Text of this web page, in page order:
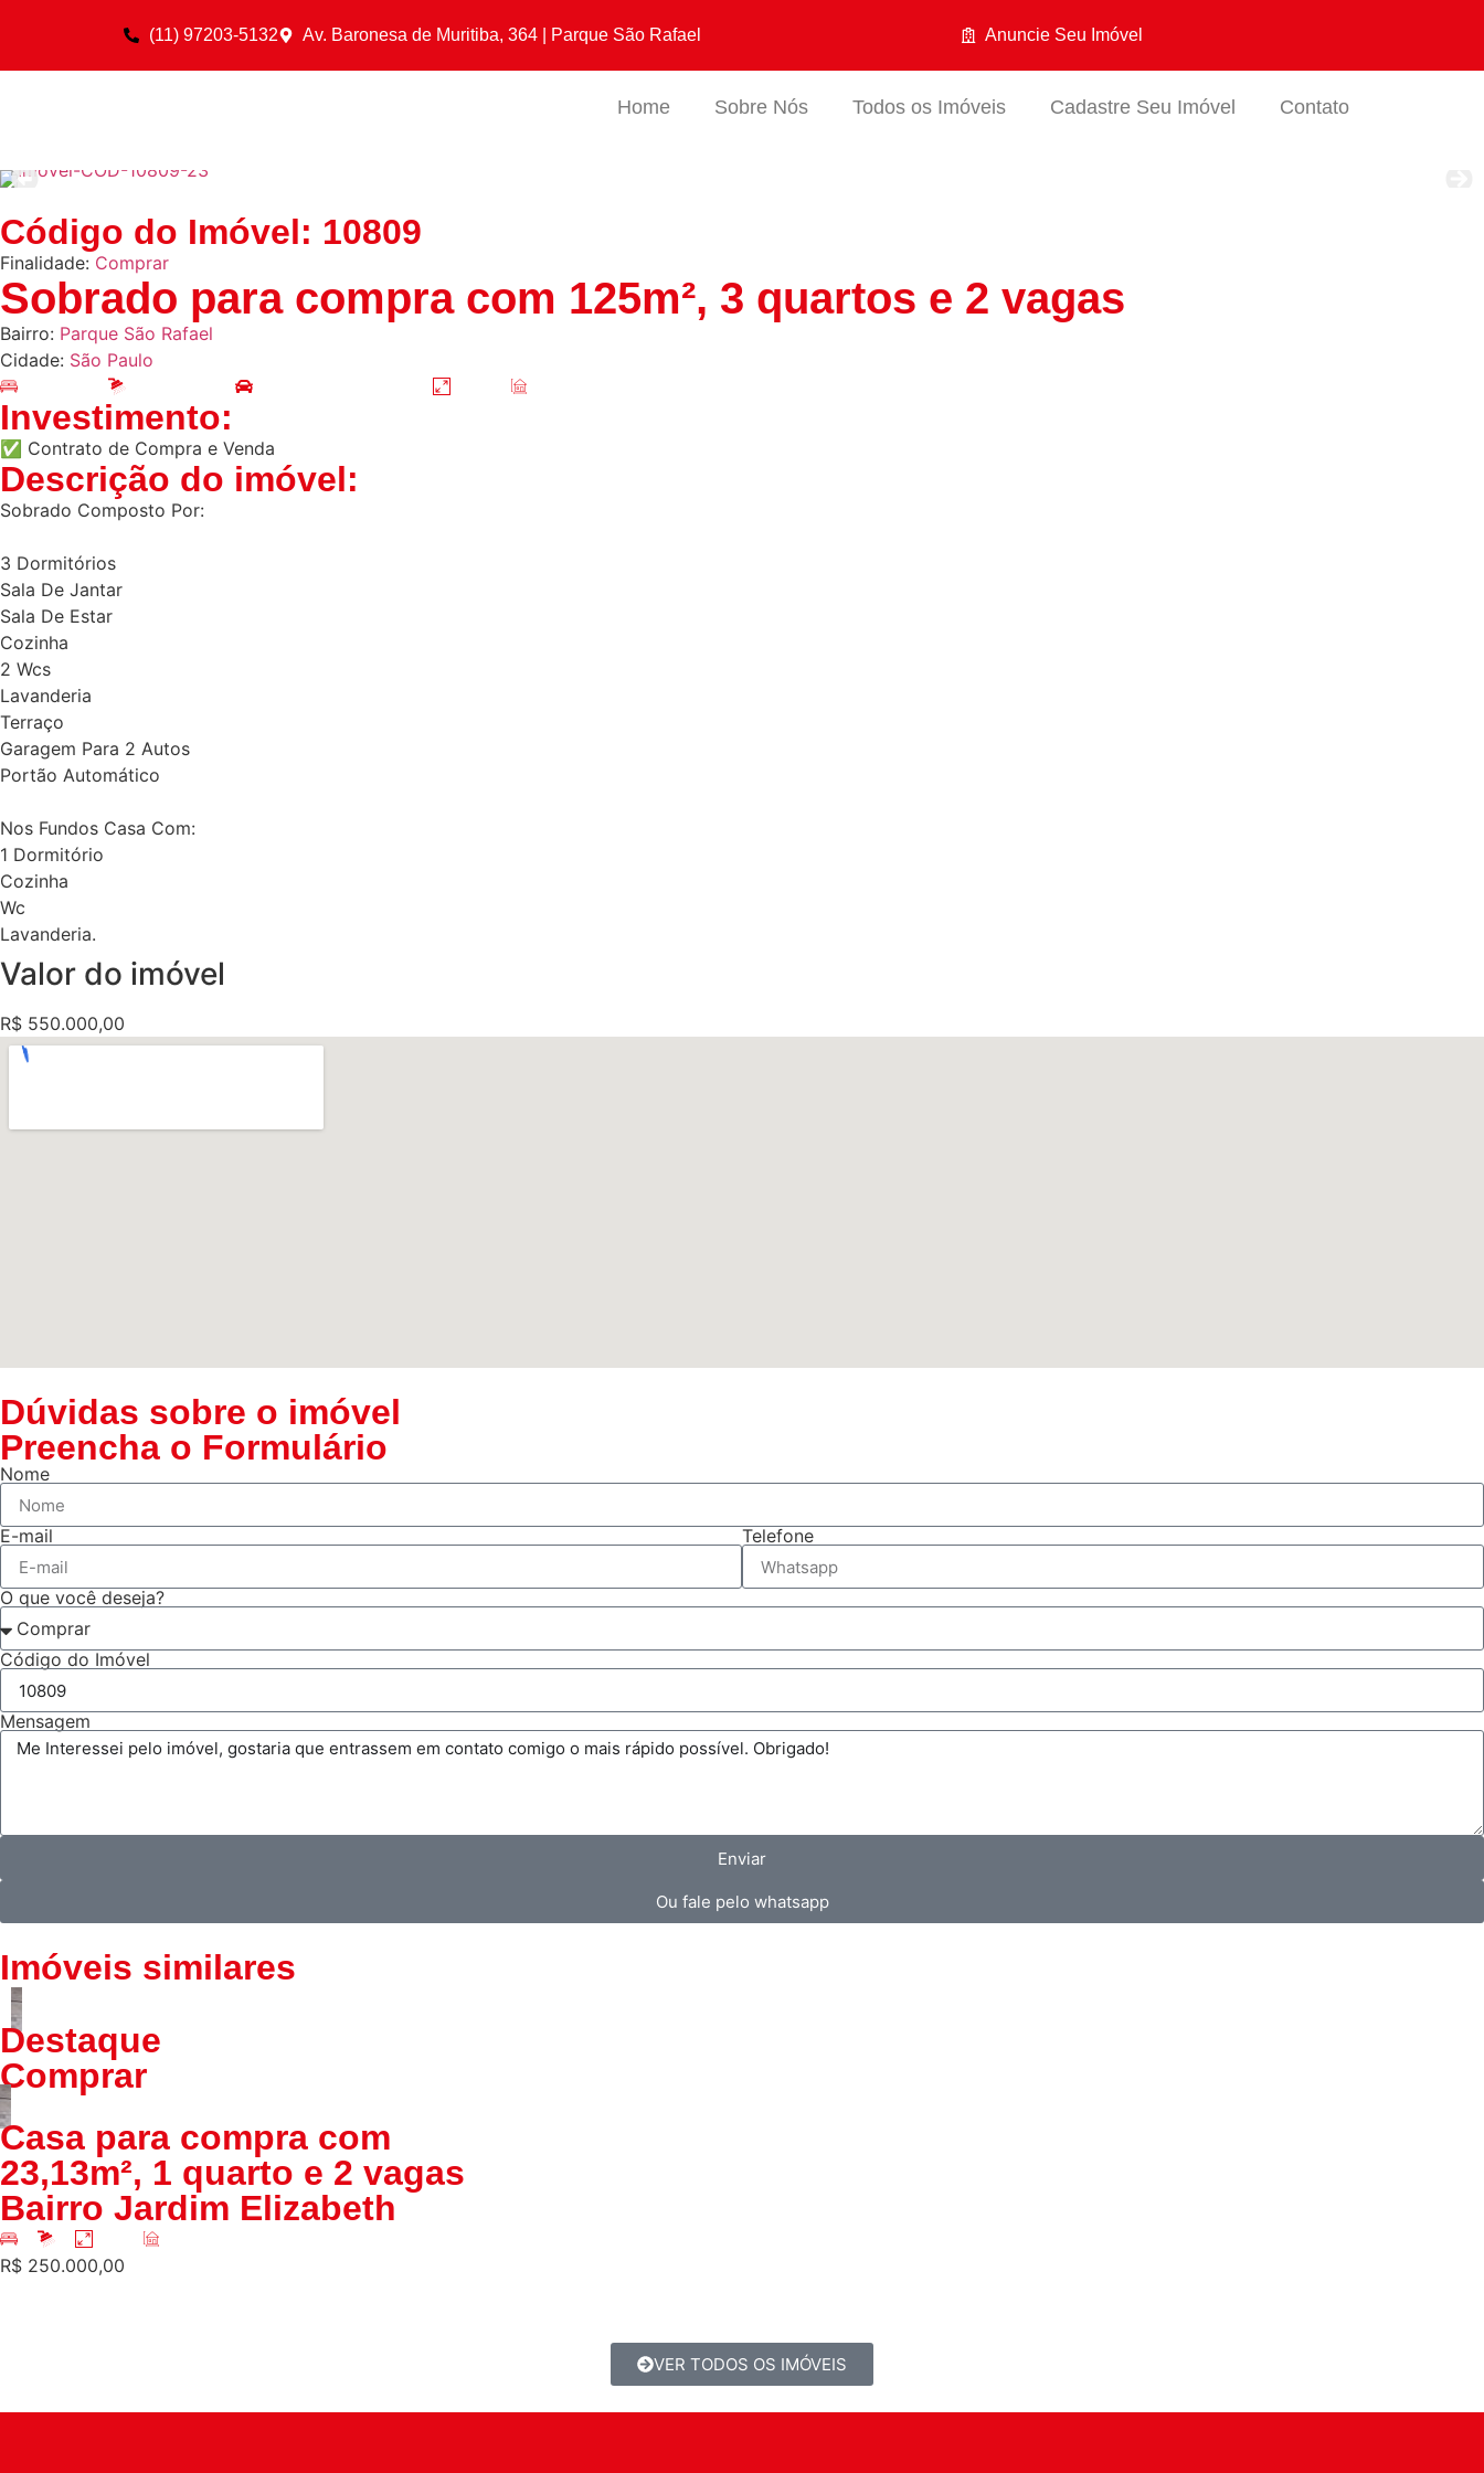
(11) 97203-5132 Av. Baronesa de Muritiba, 364 | Parque São Rafael Anuncie Seu Imóvel
Home Sobre Nós Todos os Imóveis Cadastre Seu Imóvel Contato
Código do Imóvel: 10809
Finalidade: Comprar
Sobrado para compra com 125m², 3 quartos e 2 vagas
Bairro: Parque São Rafael
Cidade: São Paulo
Investimento:
✅ Contrato de Compra e Venda
Descrição do imóvel:
Sobrado Composto Por:
3 Dormitórios
Sala De Jantar
Sala De Estar
Cozinha
2 Wcs
Lavanderia
Terraço
Garagem Para 2 Autos
Portão Automático
Nos Fundos Casa Com:
1 Dormitório
Cozinha
Wc
Lavanderia.
Valor do imóvel
R$ 550.000,00
Dúvidas sobre o imóvel
Preencha o Formulário
Nome
E-mail Telefone
O que você deseja?
Código do Imóvel
Mensagem
Enviar
Ou fale pelo whatsapp
Imóveis similares
Destaque
Comprar
Casa para compra com
23,13m², 1 quarto e 2 vagas
Bairro Jardim Elizabeth
R$ 250.000,00
VER TODOS OS IMÓVEIS